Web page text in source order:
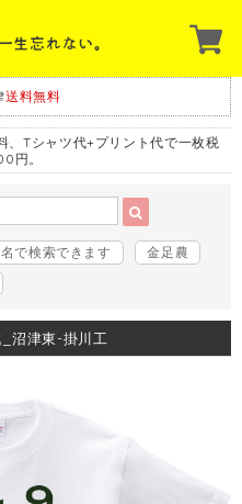
送料無料
、Tシャツ代+プリント代で一枚税
円。
で検索できます
金足農
沼津東-掛川工